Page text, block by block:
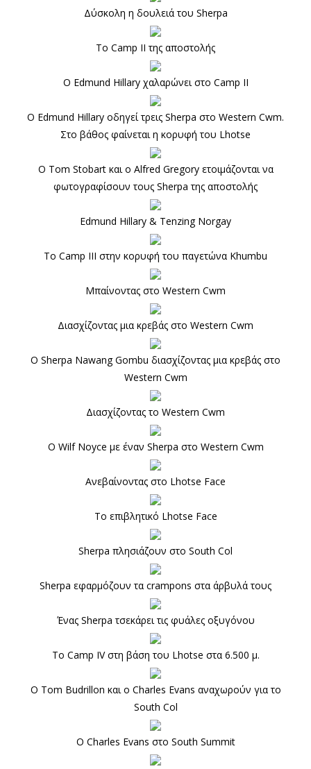
Δύσκολη η δουλειά του Sherpa
Το Camp II της αποστολής
Ο Edmund Hillary χαλαρώνει στο Camp II
Ο Edmund Hillary οδηγεί τρεις Sherpa στο Western Cwm.
Στο βάθος φαίνεται η κορυφή του Lhotse
Ο Tom Stobart και ο Alfred Gregory ετοιμάζονται να
φωτογραφίσουν τους Sherpa της αποστολής
Edmund Hillary & Tenzing Norgay
Το Camp III στην κορυφή του παγετώνα Khumbu
Μπαίνοντας στο Western Cwm
Διασχίζοντας μια κρεβάς στο Western Cwm
Ο Sherpa Nawang Gombu διασχίζοντας μια κρεβάς στο
Western Cwm
Διασχίζοντας το Western Cwm
Ο Wilf Noyce με έναν Sherpa στο Western Cwm
Ανεβαίνοντας στο Lhotse Face
Το επιβλητικό Lhotse Face
Sherpa πλησιάζουν στο South Col
Sherpa εφαρμόζουν τα crampons στα άρβυλά τους
Ένας Sherpa τσεκάρει τις φυάλες οξυγόνου
Το Camp IV στη βάση του Lhotse στα 6.500 μ.
Ο Tom Budrillon και ο Charles Evans αναχωρούν για το
South Col
Ο Charles Evans στο South Summit